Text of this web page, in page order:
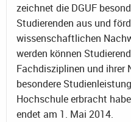
zeichnet die DGUF
Studierenden aus und
wissenschaftlichen
werden können
Fachdisziplinen und ihrer
besondere
Hochschule erbracht
endet am 1. Mai 2014.